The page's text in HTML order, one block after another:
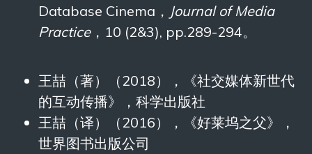
Database Cinema， Journal of Media
Practice，10 (2&3), pp.289-294。
王喆（著）（2018），《社交媒体新世代
的互动传播》，科学出版社
王喆（译）（2016），《好莱坞之父》，
世界图书出版公司